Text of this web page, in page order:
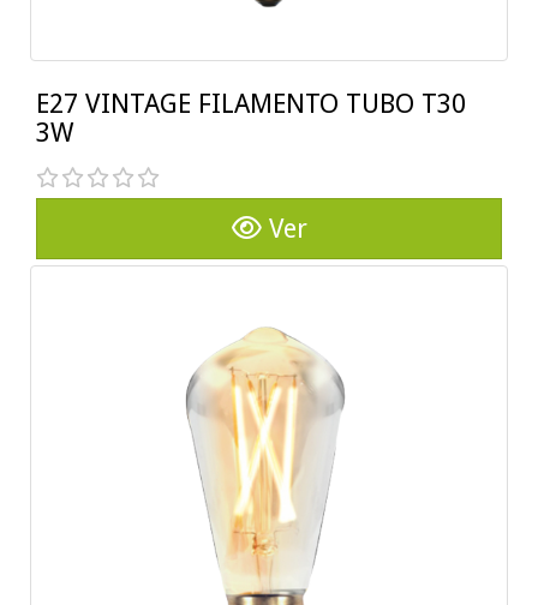
E27 VINTAGE FILAMENTO TUBO T30
3W
Ver